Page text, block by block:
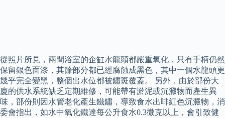
從照片所見，兩間浴室的企缸水龍頭都嚴重氧化，只有手柄仍然
保留銀色面漆，其餘部分都已經腐蝕成黑色，其中一個水龍頭更
幾乎完全變黑，整個出水位都被鏽斑覆蓋。 另外，由於部份大
廈的供水系統缺乏定期維修，可能帶有淤泥或沉澱物而產生異
味，部份則因水管老化產生鐵鏽，導致食水出啡紅色沉澱物，消
委會指出，如水中氧化鐵達每公升食水0.3微克以上，會引致健